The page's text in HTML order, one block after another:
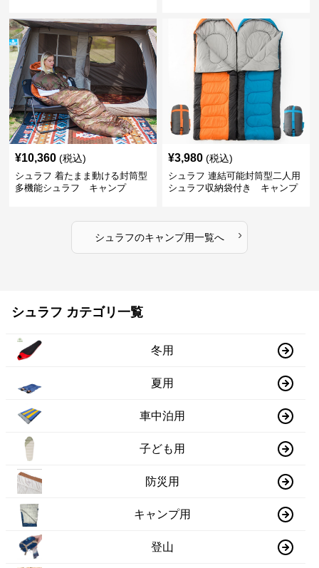
¥10,360 (税込)
シュラフ 着たまま動ける封筒型
多機能シュラフ キャンプ
¥3,980 (税込)
シュラフ 連結可能封筒型二人用
シュラフ収納袋付き キャンプ
シュラフのキャンプ用一覧へ ›
シュラフ カテゴリ一覧
冬用
夏用
車中泊用
子ども用
防災用
キャンプ用
登山